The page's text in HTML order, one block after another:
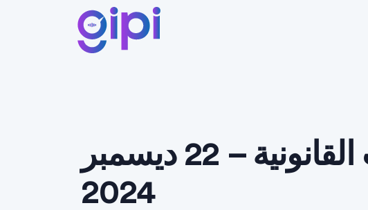
أحدث القرارات القانونية – 22 ديسمبر
2024